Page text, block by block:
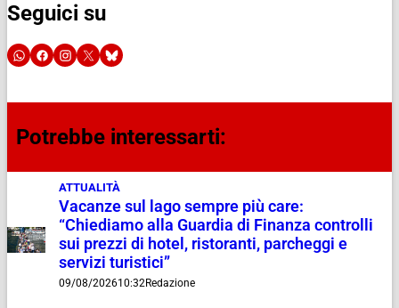
Seguici su
Potrebbe interessarti:
ATTUALITÀ
Vacanze sul lago sempre più care:
“Chiediamo alla Guardia di Finanza controlli
sui prezzi di hotel, ristoranti, parcheggi e
servizi turistici”
09/08/202610:32Redazione